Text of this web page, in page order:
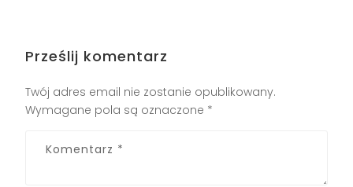
Prześlij komentarz
Twój adres email nie zostanie opublikowany.
Wymagane pola są oznaczone *